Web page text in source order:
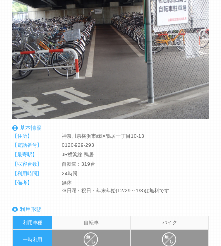
基本情報
【住所】
神奈川県横浜市緑区鴨居一丁目10-13
【電話番号】
0120-929-293
【最寄駅】
JR横浜線 鴨居
【収容台数】
自転車：319台
【利用時間】
24時間
【備考】
無休
※日曜・祝日・年末年始(12/29～1/3)は無料です
利用形態
利用車種 自転車 バイク
一時利用